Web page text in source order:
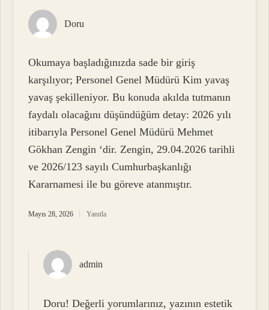
Doru
Okumaya başladığınızda sade bir giriş
karşılıyor; Personel Genel Müdürü Kim yavaş
yavaş şekilleniyor. Bu konuda akılda tutmanın
faydalı olacağını düşündüğüm detay: 2026 yılı
itibarıyla Personel Genel Müdürü Mehmet
Gökhan Zengin ‘dir. Zengin, 29.04.2026 tarihli
ve 2026/123 sayılı Cumhurbaşkanlığı
Kararnamesi ile bu göreve atanmıştır.
Mayıs 28, 2026 Yanıtla
admin
Doru! Değerli yorumlarınız, yazının estetik